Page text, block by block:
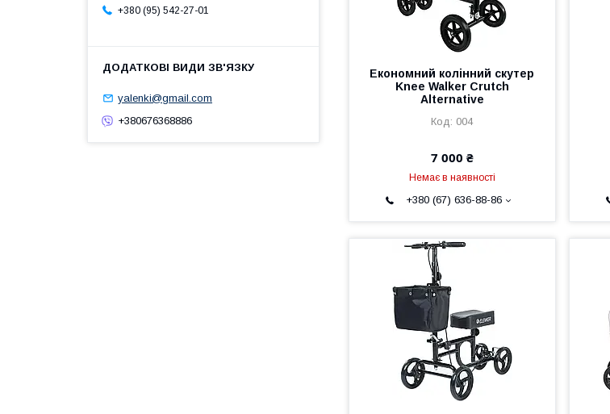
Економний колінний скутер
Knee Walker Crutch
Alternative
004
7 000 ₴
Немає в наявності
+380 (67) 636-88-86
+380 (95) 542-27-01
yalenki@gmail.com
+380676368886